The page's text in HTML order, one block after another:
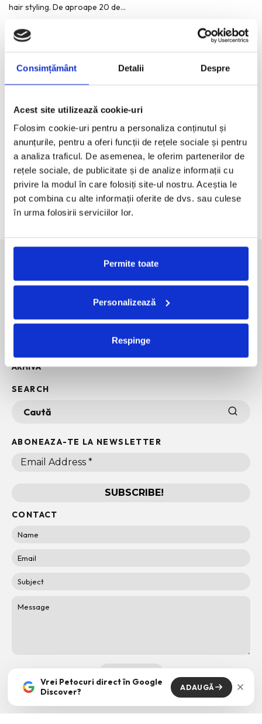
Consimțământ Detalii Despre
Acest site utilizează cookie-uri
Folosim cookie-uri pentru a personaliza conținutul și
anunțurile, pentru a oferi funcții de rețele sociale și pentru
a analiza traficul. De asemenea, le oferim partenerilor de
rețele sociale, de publicitate și de analize informații cu
privire la modul în care folosiți site-ul nostru. Aceștia le
pot combina cu alte informații oferite de dvs. sau culese
în urma folosirii serviciilor lor.
Permite toate
Personalizează
Respinge
hair styling. De aproape 20 de...
Bucurestiul pe harta globala a Mercedes-Benz
Funda, element cheie in designul rochiilor de ocazie
KAWS: Art & Comix la Albertina Modern – cand benzile
desenate intra in muzeu
The Outsider. Andreea Macri. 13 ani de fotografie de moda
intr-o expozitie.
60 de ani de Pepsi, celebrati printr-o expozitie-eveniment
POLITICA DE CONFIDENTIALITATE
ARHIVA
SEARCH
ABONEAZA-TE LA NEWSLETTER
CONTACT
Vrei Petocuri direct în Google
Discover?
ADAUGĂ